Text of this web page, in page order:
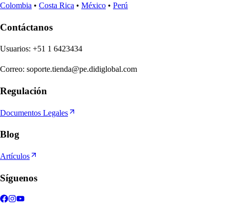
Colombia • Costa Rica • México • Perú
Contáctanos
Usuarios: +51 1 6423434
Correo: soporte.tienda@pe.didiglobal.com
Regulación
Documentos Legales
Blog
Artículos
Síguenos